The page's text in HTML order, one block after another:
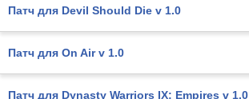
Патч для Devil Should Die v 1.0
Патч для On Air v 1.0
Патч для Dynasty Warriors IX: Empires v 1.0